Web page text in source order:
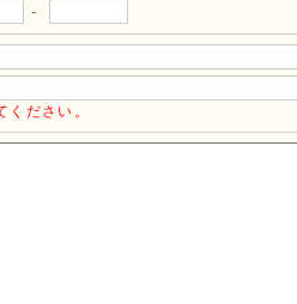
-
ください。